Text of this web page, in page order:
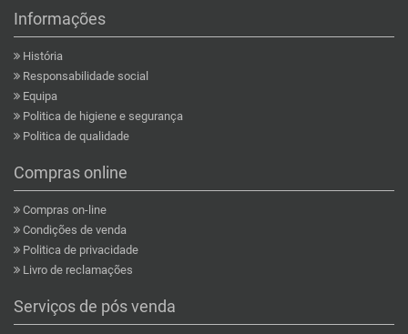
Informações
História
Responsabilidade social
Equipa
Politica de higiene e segurança
Politica de qualidade
Compras online
Compras on-line
Condições de venda
Politica de privacidade
Livro de reclamações
Serviços de pós venda